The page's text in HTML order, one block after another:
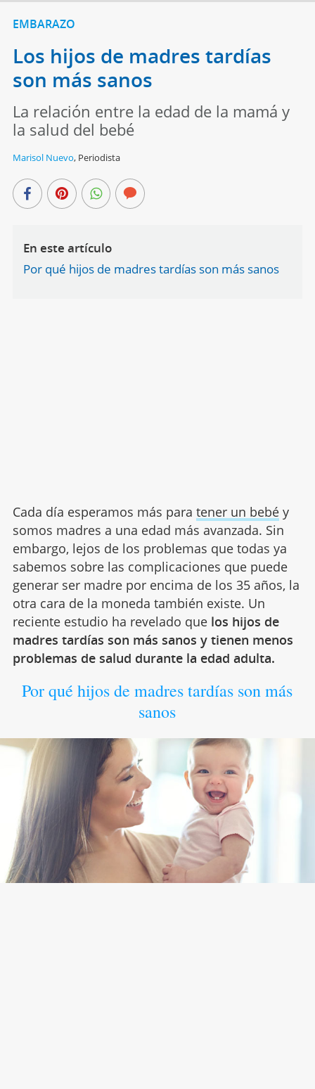
EMBARAZO
Los hijos de madres tardías
son más sanos
La relación entre la edad de la mamá y
la salud del bebé
Marisol Nuevo, Periodista
En este artículo
Por qué hijos de madres tardías son más sanos
Cada día esperamos más para tener un bebéy
somos madres a una edad más avanzada. Sin
embargo, lejos de los problemas que todas ya
sabemos sobre las complicaciones que puede
generar ser madre por encima de los 35 años, la
otra cara de la moneda también existe. Un
reciente estudio ha revelado quelos hijos de
madres tardías son más sanos y tienen menos
problemas de salud durante la edad adulta.
Por qué hijos de madres tardías son más
sanos